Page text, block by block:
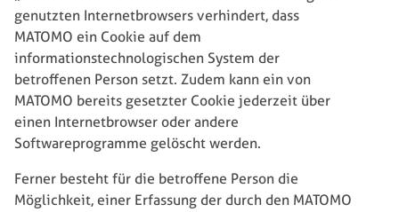
genutzten Internetbrowsers verhindert, dass
MATOMO ein Cookie auf dem
informationstechnologischen System der
betroffenen Person setzt. Zudem kann ein von
MATOMO bereits gesetzter Cookie jederzeit über
einen Internetbrowser oder andere
Softwareprogramme gelöscht werden.
Ferner besteht für die betroffene Person die
Möglichkeit, einer Erfassung der durch den MATOMO